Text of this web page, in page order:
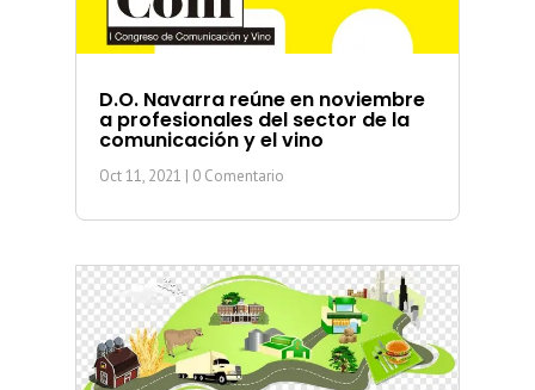
D.O. Navarra reúne en noviembre
a profesionales del sector de la
comunicación y el vino
Oct 11, 2021 | 0 Comentario